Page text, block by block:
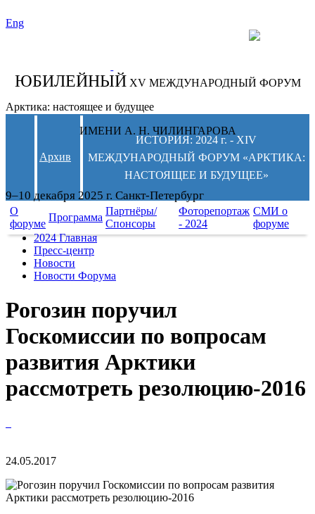
Eng
ЮБИЛЕЙНЫЙ XV МЕЖДУНАРОДНЫЙ ФОРУМ
Арктика: настоящее и будущее
ИМЕНИ А. Н. ЧИЛИНГАРОВА
9–10 декабря 2025 г. Санкт-Петербург
Архив
ИСТОРИЯ: 2024 г. - XIV
МЕЖДУНАРОДНЫЙ ФОРУМ «АРКТИКА:
НАСТОЯЩЕЕ И БУДУЩЕЕ»
О
форуме
Программа
Партнёры/
Спонсоры
Фоторепортаж
- 2024
СМИ о
форуме
2024 Главная
Пресс-центр
Новости
Новости Форума
Рогозин поручил
Госкомиссии по вопросам
развития Арктики
рассмотреть резолюцию-2016
24.05.2017